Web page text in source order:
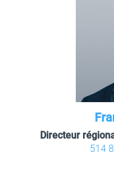
Directeur
514